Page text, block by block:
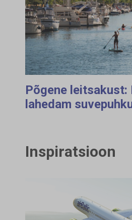
Põgene leitsakust:
lahedam
Inspiratsioon